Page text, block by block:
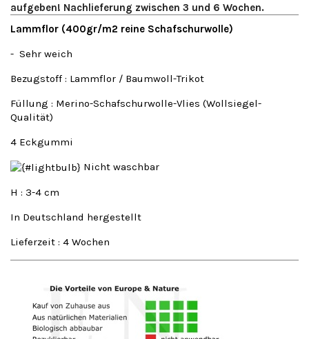
aufgeben! Nachlieferung zwischen 3 und 6 Wochen.
Lammflor (400gr/m2 reine Schafschurwolle)
- Sehr weich
Bezugstoff : Lammflor / Baumwoll-Trikot
Füllung : Merino-Schafschurwolle-Vlies (Wollsiegel-
Qualität)
4 Eckgummi
Nicht waschbar
H : 3-4 cm
In Deutschland hergestellt
Lieferzeit : 4 Wochen